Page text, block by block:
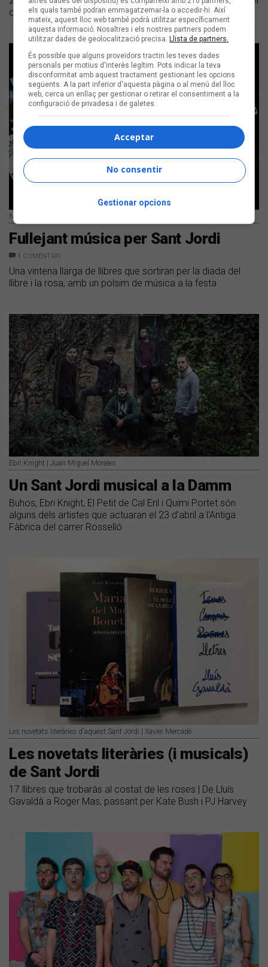
còmic i els llibres pop-up
Novetats per al Sant Jordi 2018 | Xavier Mercadé
Fullejant música per Sant Jordi
1 COMENTARI
Una vintena llarga de llibres que sortiran per la diada del
llibre i la rosa, amb un polsim de música a la festa
Ebri Knight | Juan Miguel Morales
Un Sant Jordi musical a la Damm
Buhos, Ebri Knight, El Petit de Cal Eril i Quimi Portet són
alguns dels artistes que actuaran el 23 d'abril a l'Antiga
Fàbrica del carrer Rosselló
Les novetats literàries d'aquest Sant Jordi | Xavier Mercadé
Les novetats literàries (i musicals)
de Sant Jordi
17 llibres que trobaràs al costat de les roses | De Lluís
Gavaldà a Roger Mas, passant per Kate Bush i PJ Harvey
els quals també podran emmagatzemar-la o accedir-hi. Així
mateix, aquest lloc web també podrà utilitzar específicament
aquesta informació. Nosaltres i els nostres partners podem
utilitzar dades de geolocalització precisa. Llista de partners.
És possible que alguns proveïdors tractin les teves dades
personals per motius d'interès legítim. Pots indicar la teva
disconformitat amb aquest tractament gestionant les opcions
següents. A la part inferior d'aquesta pàgina o al menú del lloc
web, cerca un enllaç per gestionar o retirar el consentiment a la
configuració de privadesa i de galetes.
Acceptar
No consentir
Gestionar opcions